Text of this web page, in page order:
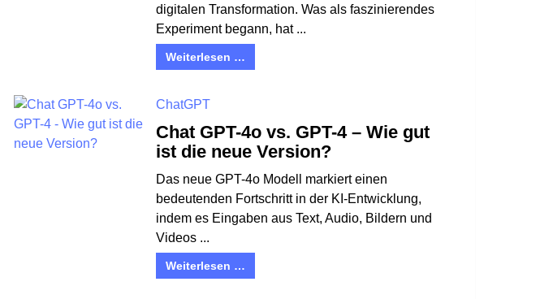
digitalen Transformation. Was als faszinierendes
Experiment begann, hat ...
Weiterlesen …
ChatGPT
Chat GPT-4o vs. GPT-4 – Wie gut
ist die neue Version?
Das neue GPT-4o Modell markiert einen
bedeutenden Fortschritt in der KI-Entwicklung,
indem es Eingaben aus Text, Audio, Bildern und
Videos ...
Weiterlesen …